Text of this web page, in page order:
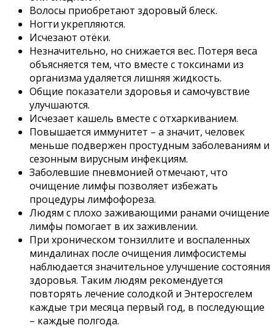
Волосы приобретают здоровый блеск.
Ногти укрепляются.
Исчезают отёки.
Незначительно, но снижается вес. Потеря веса
объясняется тем, что вместе с токсинами из
организма удаляется лишняя жидкость.
Общие показатели здоровья и самочувствие
улучшаются.
Исчезает кашель вместе с отхаркиванием.
Повышается иммунитет – а значит, человек
меньше подвержен простудным заболеваниям и
сезонным вирусным инфекциям.
Заболевшие пневмонией отмечают, что
очищение лимфы позволяет избежать
процедуры лимфофореза.
Людям с плохо заживающими ранами очищение
лимфы помогает в их заживлении.
При хроническом тонзиллите и воспаленных
миндалинах после очищения лимфосистемы
наблюдается значительное улучшение состояния
здоровья. Таким людям рекомендуется
повторять лечение солодкой и Энтеросгелем
каждые три месяца первый год, в последующие
– каждые полгода.